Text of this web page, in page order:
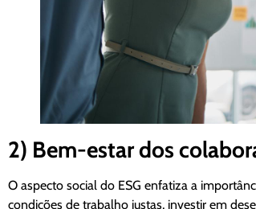
2) Bem-estar dos
O aspecto social do ESG enfatiza a
condições de trabalho justas, investir em